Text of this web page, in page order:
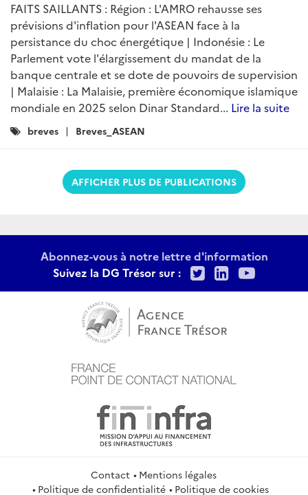
FAITS SAILLANTS : Région : L'AMRO rehausse ses
prévisions d'inflation pour l'ASEAN face à la
persistance du choc énergétique | Indonésie : Le
Parlement vote l'élargissement du mandat de la
banque centrale et se dote de pouvoirs de supervision
| Malaisie : La Malaisie, première économique islamique
mondiale en 2025 selon Dinar Standard... Lire la suite
Catégories
breves Breves_ASEAN
AFFICHER PLUS DE PUBLICATIONS
Abonnez-vous à notre lettre d'information
Suivez la DG Trésor sur :
TwitterLinkedIn
Contact
Mentions légales
Politique de confidentialité
Politique de cookies